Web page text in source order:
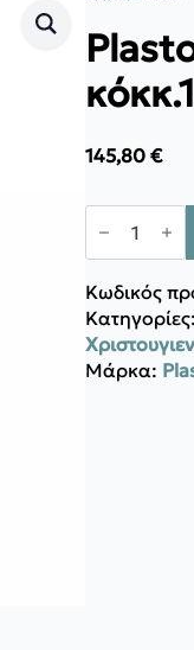
145,80 €
Plastona
Δένδρο
ποσότητα
Κωδικός
Κατηγορίες:
Μάρκα: